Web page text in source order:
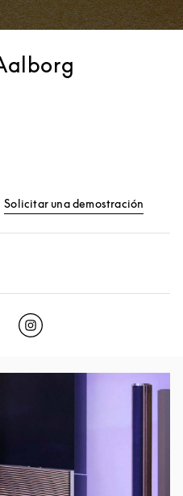
Solicitar una demostración
open Facebook
Opens in New Tab
Click to open Instagram
Link Opens in New Tab